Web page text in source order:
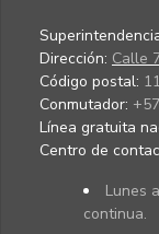
Dirección: Calle
Código postal:
Conmutador:
Línea gratuita
Centro de
Lunes
continua.